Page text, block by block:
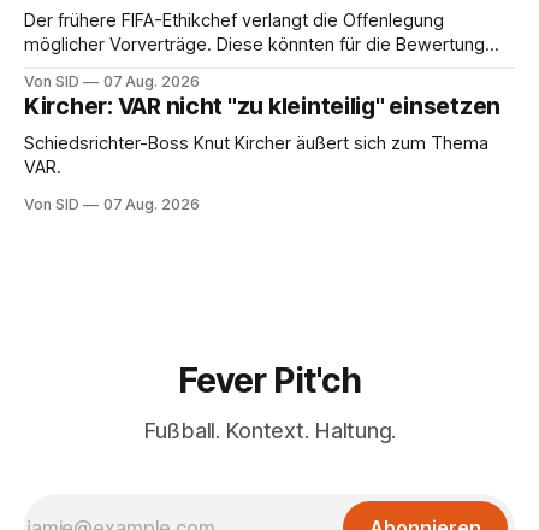
Der frühere FIFA-Ethikchef verlangt die Offenlegung
möglicher Vorverträge. Diese könnten für die Bewertung
Von SID 07 Aug. 2026
Kircher: VAR nicht "zu kleinteilig" einsetzen
Schiedsrichter-Boss Knut Kircher äußert sich zum Thema
VAR.
Von SID 07 Aug. 2026
Fever Pit'ch
Fußball. Kontext. Haltung.